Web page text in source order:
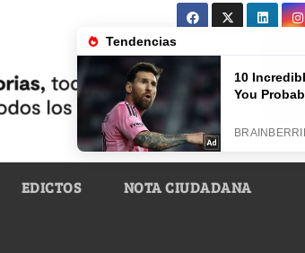
EDICTOS NOTA CIUDADANA